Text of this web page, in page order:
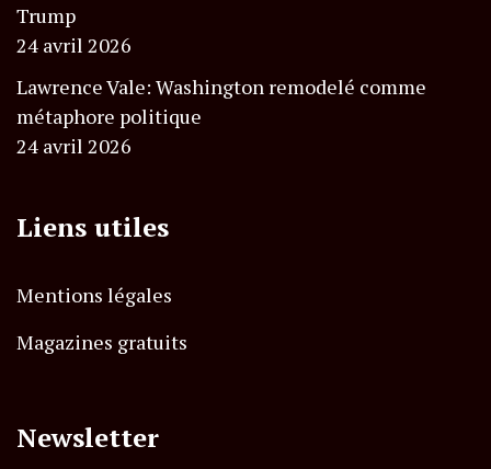
Trump
24 avril 2026
Lawrence Vale: Washington remodelé comme
métaphore politique
24 avril 2026
Liens utiles
Mentions légales
Magazines gratuits
Newsletter